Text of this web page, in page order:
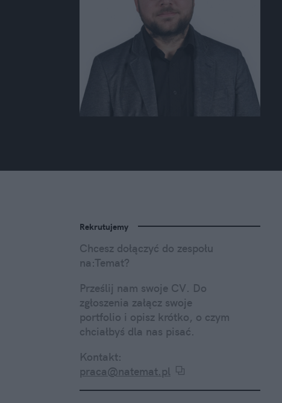
Rekrutujemy
Chcesz dołączyć do zespołu
na:Temat?
Prześlij nam swoje CV. Do
zgłoszenia załącz swoje
portfolio i opisz krótko, o czym
chciałbyś dla nas pisać.
Kontakt:
praca@natemat.pl